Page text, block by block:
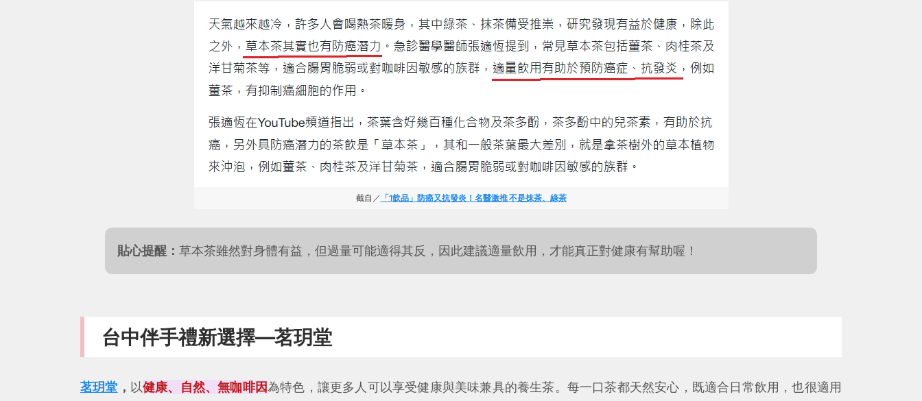
截自／ 「1飲品」防癌又抗發炎！名醫激推 不是抹茶、綠茶
貼心提醒： 草本茶雖然對身體有益，但過量可能適得其反，因此建議適量飲用，才能真正對健康有幫助喔！
台中伴手禮新選擇—茗玥堂
茗玥堂 ， 以健康、自然、無咖啡因為特色，讓更多人可以享受健康與美味兼具的養生茶。每一口茶都天然安心，既適合日常飲用，也很適用